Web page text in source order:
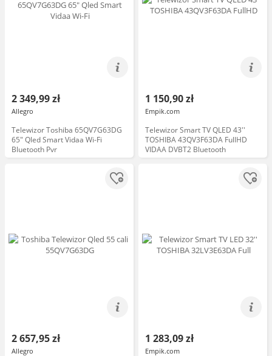
2 349,99 zł
Allegro
Telewizor Toshiba 65QV7G63DG
65" Qled Smart Vidaa Wi-Fi
Bluetooth Pvr
1 150,90 zł
Empik.com
Telewizor Smart TV QLED 43''
TOSHIBA 43QV3F63DA FullHD
VIDAA DVBT2 Bluetooth
2 657,95 zł
Allegro
1 283,09 zł
Empik.com